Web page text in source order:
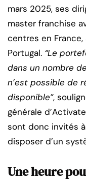
mars 2025, ses
master franchise
centres en France,
Portugal. “Le
dans un nombre
n’est possible de
disponible”,
générale
sont donc invités
disposer d’un
Une heure